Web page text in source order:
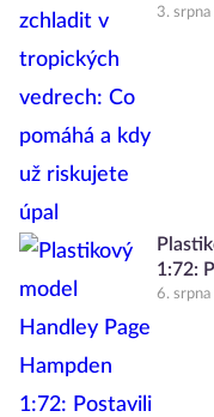
3.
1:72:
6.